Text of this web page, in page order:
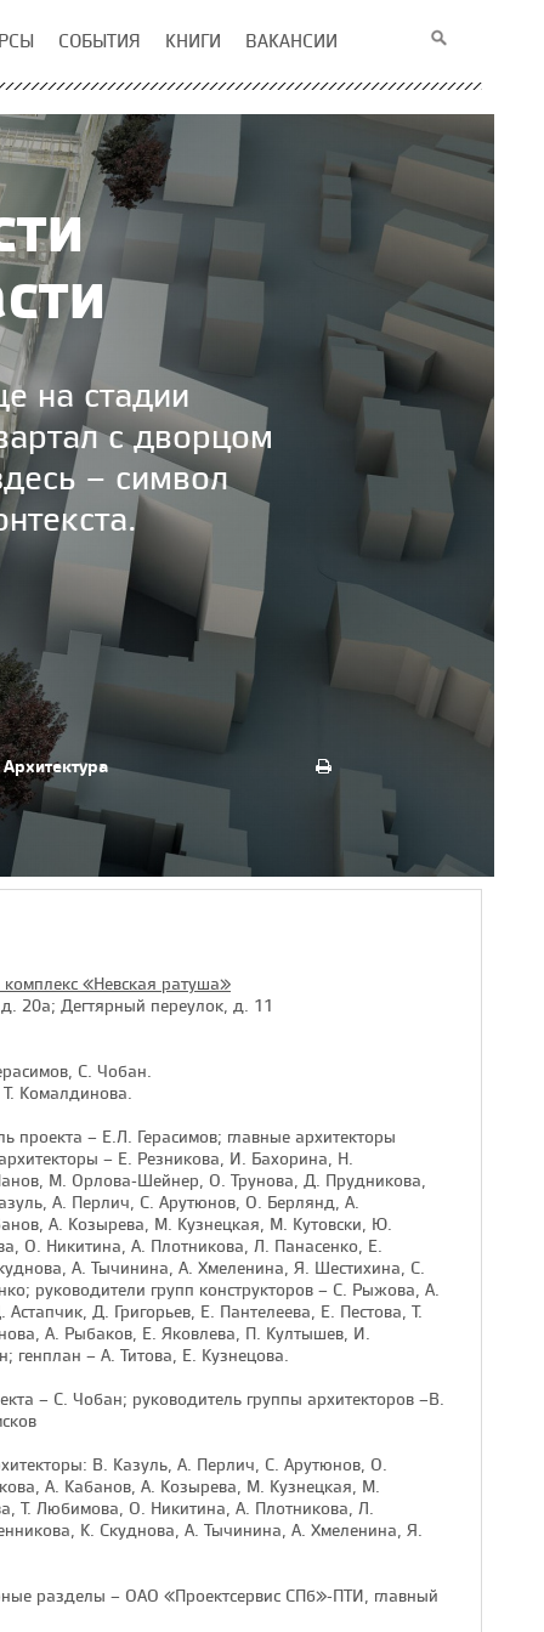
СОБЫТИЯ КНИГИ ВАКАНСИИ
на стадии
с дворцом
– символ
Архитектура
«Невская ратуша»
20а; Дегтярный переулок, д. 11
С. Чобан.
Комалдинова.
проекта – Е.Л. Герасимов; главные архитекторы
– Е. Резникова, И. Бахорина, Н.
М. Орлова-Шейнер, О. Трунова, Д. Прудникова,
А. Перлич, С. Арутюнов, О. Берлянд, А.
А. Козырева, М. Кузнецкая, М. Кутовски, Ю.
О. Никитина, А. Плотникова, Л. Панасенко, Е.
А. Тычинина, А. Хмеленина, Я. Шестихина, С.
руководители групп конструкторов – С. Рыжова, А.
Д. Григорьев, Е. Пантелеева, Е. Пестова, Т.
А. Рыбаков, Е. Яковлева, П. Култышев, И.
генплан – А. Титова, Е. Кузнецова.
– С. Чобан; руководитель группы архитекторов –В.
В. Казуль, А. Перлич, С. Арутюнов, О.
А. Кабанов, А. Козырева, М. Кузнецкая, М.
Т. Любимова, О. Никитина, А. Плотникова, Л.
К. Скуднова, А. Тычинина, А. Хмеленина, Я.
разделы – ОАО «Проектсервис СПб»-ПТИ, главный